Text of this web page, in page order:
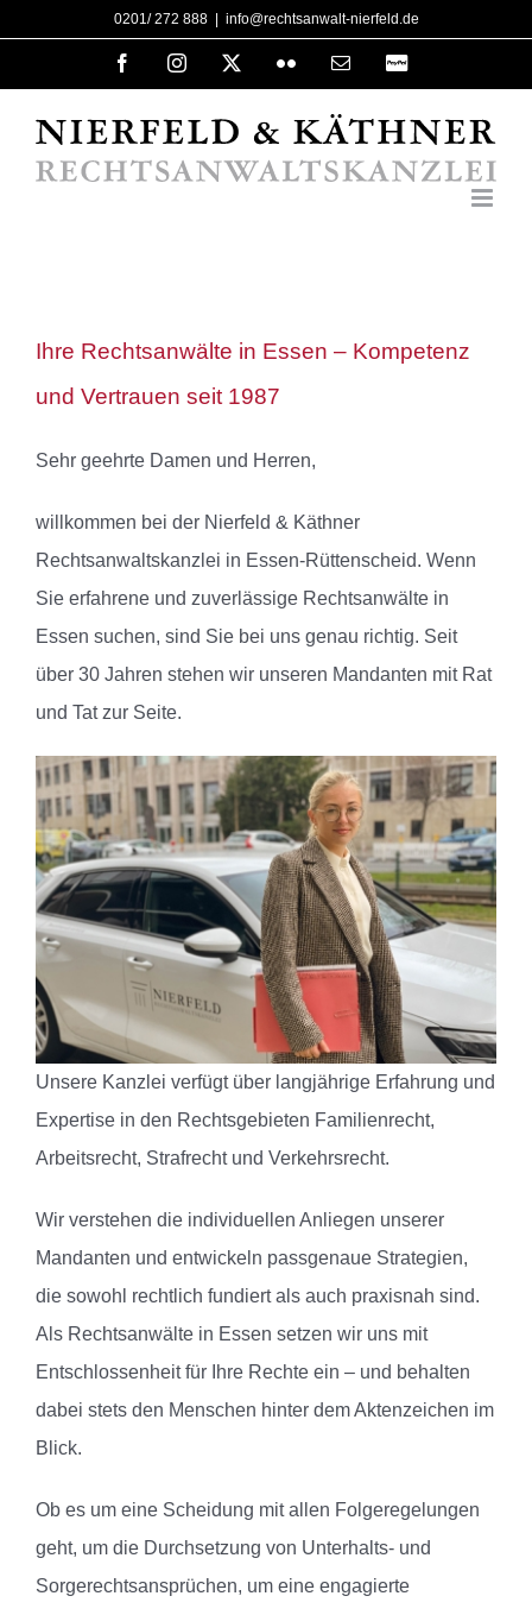
springen
0201/ 272 888 info@rechtsanwalt-nierfeld.de
FacebookInstagram Flickr E-
PayPal
Ihre Rechtsanwälte in Essen – Kompetenz
und Vertrauen seit 1987
Sehr geehrte Damen und Herren,
willkommen bei der Nierfeld & Käthner
Rechtsanwaltskanzlei in Essen-Rüttenscheid. Wenn
Sie erfahrene und zuverlässige Rechtsanwälte in
Essen suchen, sind Sie bei uns genau richtig. Seit
über 30 Jahren stehen wir unseren Mandanten mit Rat
und Tat zur Seite.
Unsere Kanzlei verfügt über langjährige Erfahrung und
Expertise in den Rechtsgebieten Familienrecht,
Arbeitsrecht, Strafrecht und Verkehrsrecht.
Wir verstehen die individuellen Anliegen unserer
Mandanten und entwickeln passgenaue Strategien,
die sowohl rechtlich fundiert als auch praxisnah sind.
Als Rechtsanwälte in Essen setzen wir uns mit
Entschlossenheit für Ihre Rechte ein – und behalten
dabei stets den Menschen hinter dem Aktenzeichen im
Blick.
Ob es um eine Scheidung mit allen Folgeregelungen
geht, um die Durchsetzung von Unterhalts- und
Sorgerechtsansprüchen, um eine engagierte